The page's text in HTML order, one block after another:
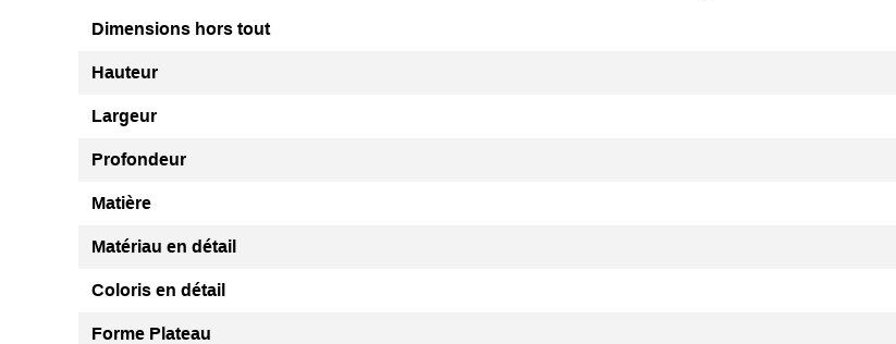
Dimensions hors tout
Hauteur
Largeur
Profondeur
Matière
Matériau en détail
Coloris en détail
Forme Plateau